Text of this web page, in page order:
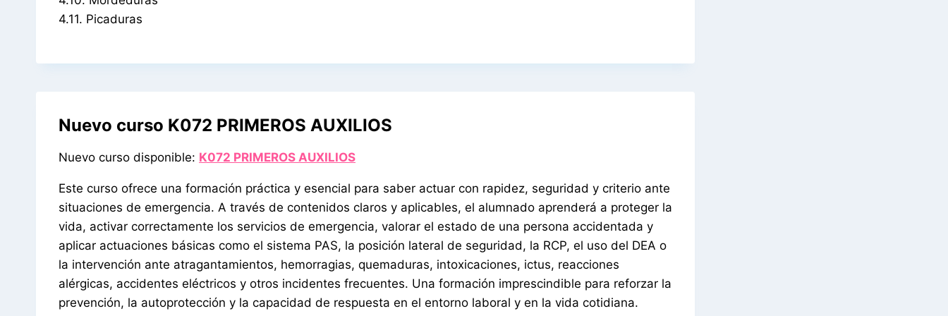
4.11. Picaduras
Nuevo curso K072 PRIMEROS AUXILIOS
Nuevo curso disponible: K072 PRIMEROS AUXILIOS
Este curso ofrece una formación práctica y esencial para saber actuar con rapidez, seguridad y criterio ante
situaciones de emergencia. A través de contenidos claros y aplicables, el alumnado aprenderá a proteger la
vida, activar correctamente los servicios de emergencia, valorar el estado de una persona accidentada y
aplicar actuaciones básicas como el sistema PAS, la posición lateral de seguridad, la RCP, el uso del DEA o
la intervención ante atragantamientos, hemorragias, quemaduras, intoxicaciones, ictus, reacciones
alérgicas, accidentes eléctricos y otros incidentes frecuentes. Una formación imprescindible para reforzar la
prevención, la autoprotección y la capacidad de respuesta en el entorno laboral y en la vida cotidiana.